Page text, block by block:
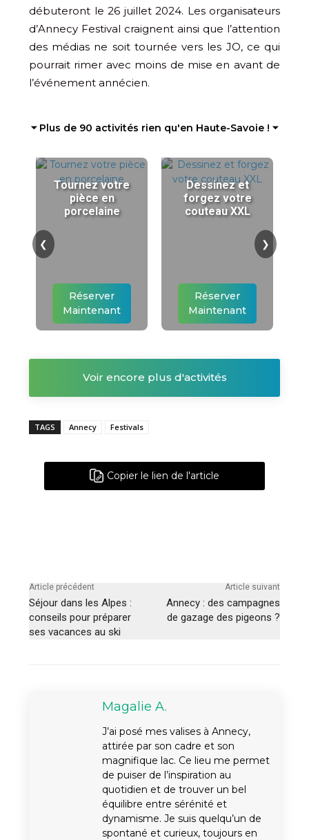
débuteront le 26 juillet 2024. Les organisateurs
d’Annecy Festival craignent ainsi que l’attention
des médias ne soit tournée vers les JO, ce qui
pourrait rimer avec moins de mise en avant de
l’événement annécien.
⏷ Plus de 90 activités rien qu'en Haute-Savoie ! ⏷
Tournez votre
pièce en
porcelaine
Réserver
Maintenant
Dessinez et
forgez votre
couteau XXL
Réserver
Maintenant
❮ ❯
Voir encore plus d'activités
TAGS Annecy Festivals
Copier le lien de l'article
Article précédent
Séjour dans les Alpes :
conseils pour préparer
ses vacances au ski
Article suivant
Annecy : des campagnes
de gazage des pigeons ?
Magalie A.
J’ai posé mes valises à Annecy,
attirée par son cadre et son
magnifique lac. Ce lieu me permet
de puiser de l’inspiration au
quotidien et de trouver un bel
équilibre entre sérénité et
dynamisme. Je suis quelqu’un de
spontané et curieux, toujours en